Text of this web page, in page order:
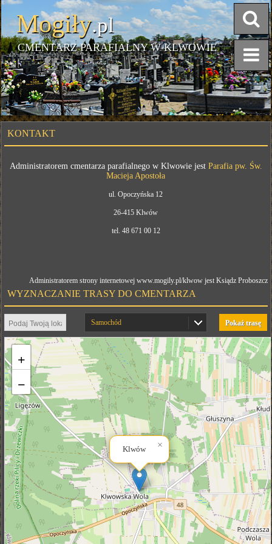
Mogiły.pl
CMENTARZ PARAFIALNY W KLWOWIE
KONTAKT
Administratorem cmentarza parafialnego w Klwowie jest Parafia pw. Św.
Macieja Apostoła
ul. Opoczyńska 12
26-415 Klwów
tel. 48 671 00 12
Administratorem strony internetowej www.mogily.pl/klwow jest Ksiądz Proboszcz
WYZNACZANIE TRASY DO CMENTARZA
Pokaż trasę
Samochód
Klwów ×
+
−